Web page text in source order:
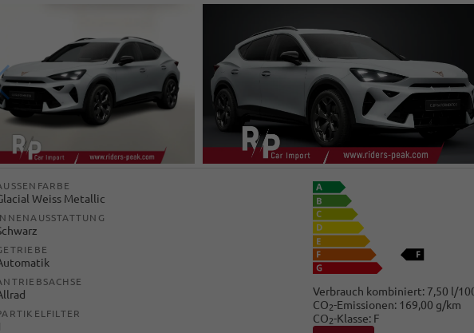
Weiss Metallic
Verbrauch kombiniert: 7,50 l/
CO2-Emissionen: 169,00 g/km
CO2-Klasse: F